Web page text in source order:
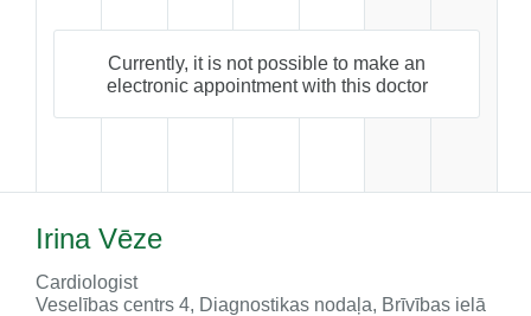
Currently, it is not possible to make an
electronic appointment with this doctor
Irina Vēze
Cardiologist
Veselības centrs 4, Diagnostikas nodaļa, Brīvības ielā